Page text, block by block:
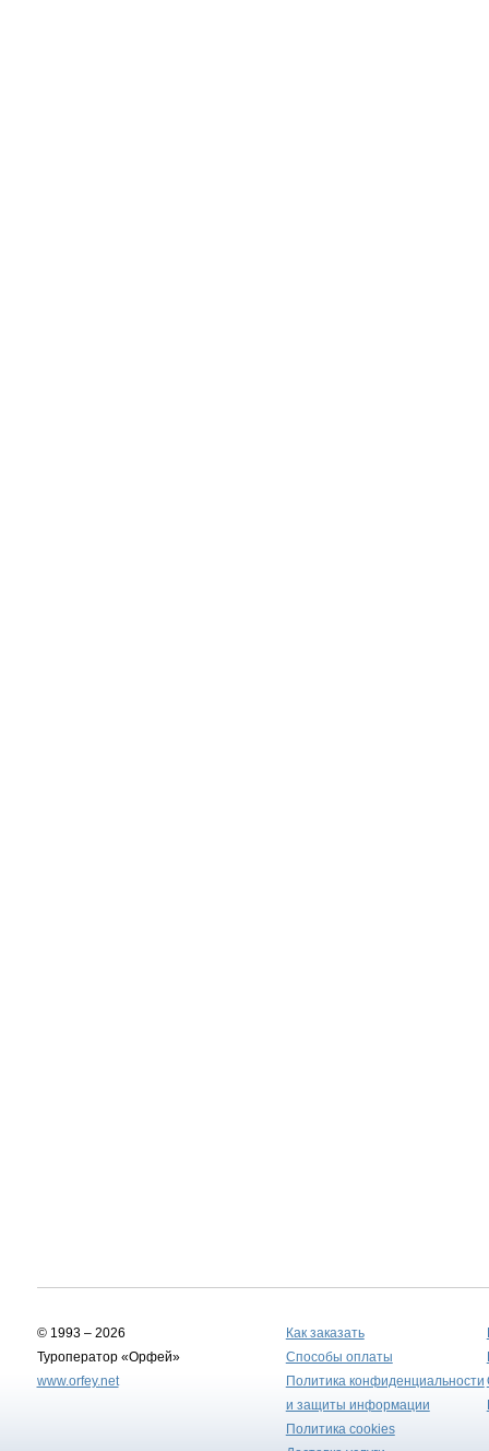
© 1993 – 2026
Туроператор «Орфей»
www.orfey.net
Как заказать
Способы оплаты
Политика конфиденциальности
и защиты информации
Политика cookies